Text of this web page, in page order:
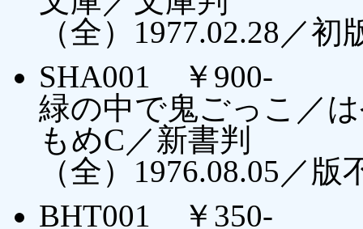
（全）1977.02.28／
SHA001 ￥900-
緑の中で鬼ごっこ／
もめC／新書判
（全）1976.08.05／版
BHT001 ￥350-